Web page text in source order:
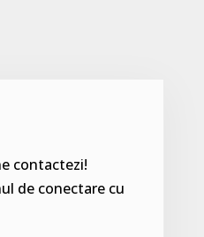
contactezi!
de conectare cu